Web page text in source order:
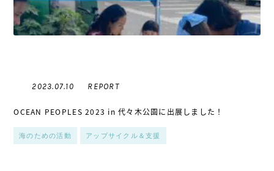
2023.07.10 REPORT
OCEAN PEOPLES 2023 in 代々木公園に出展しました！
海のための活動 アップサイクル＆支援